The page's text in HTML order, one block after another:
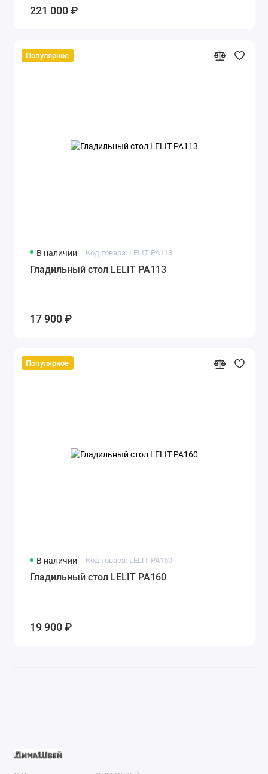
221 000 ₽
Популярное
В наличии Код товара: LELIT PA113
Гладильный стол LELIT PA113
17 900 ₽
Популярное
В наличии Код товара: LELIT PA160
Гладильный стол LELIT PA160
19 900 ₽